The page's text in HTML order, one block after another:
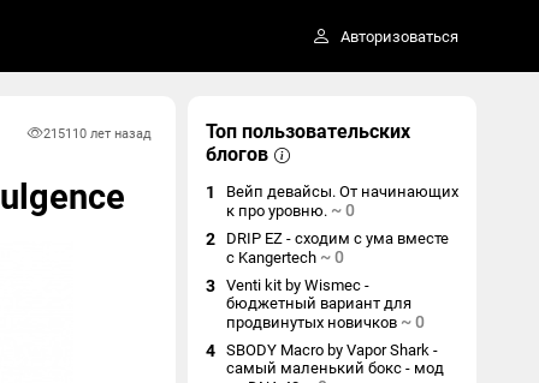
Авторизоваться
2151 10 лет назад
Топ пользовательских
блогов
1
Вейп девайсы. От начинающих
к про уровню. ~0
2
DRIP EZ - сходим с ума вместе
с Kangertech ~0
3 Venti kit by Wismec -
бюджетный вариант для
продвинутых новичков ~0
4 SBODY Macro by Vapor Shark -
самый маленький бокс - мод